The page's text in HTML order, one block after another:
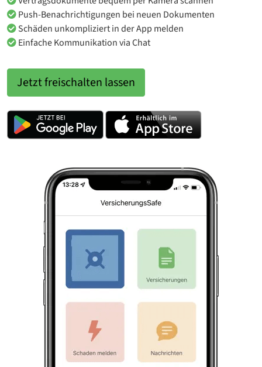
Push-Benachrichtigungen bei neuen Dokumenten
Schäden unkompliziert in der App melden
Einfache Kommunikation via Chat
Jetzt freischalten lassen